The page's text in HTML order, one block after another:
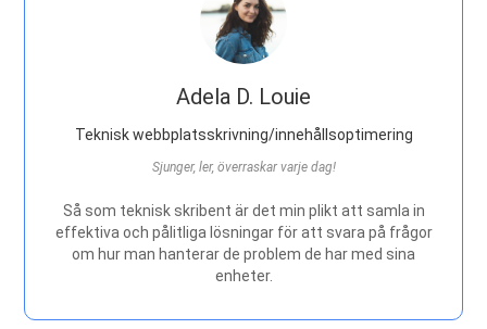
Adela D. Louie
Teknisk webbplatsskrivning/innehållsoptimering
Sjunger, ler, överraskar varje dag!
Så som teknisk skribent är det min plikt att samla in
effektiva och pålitliga lösningar för att svara på frågor
om hur man hanterar de problem de har med sina
enheter.